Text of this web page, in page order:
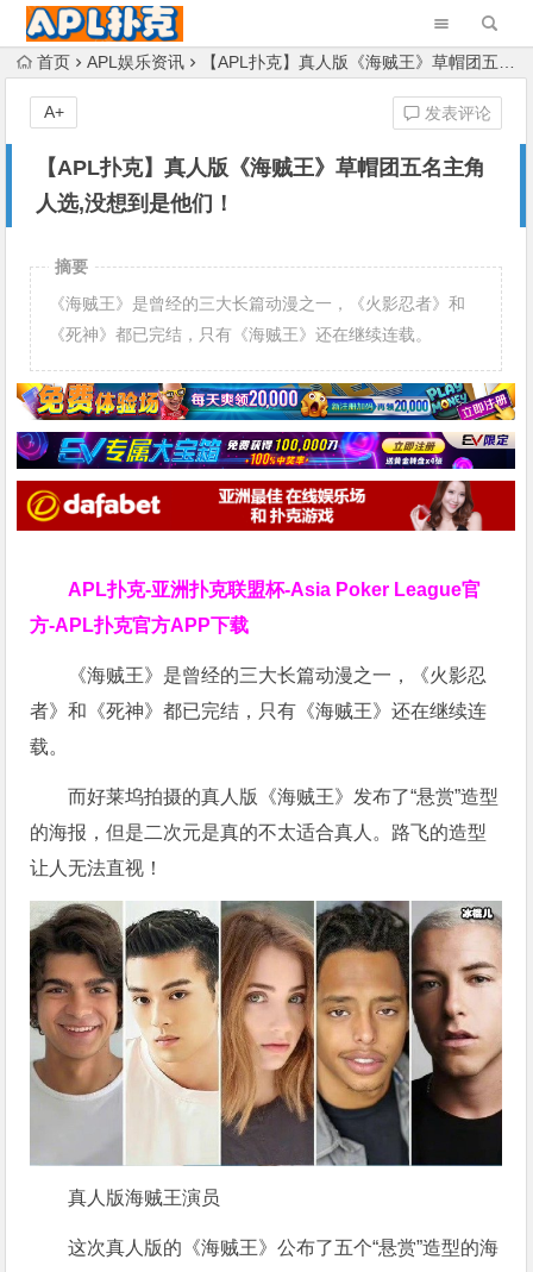
首页 APL娱乐资讯 【APL扑克】真人版《海贼王》草帽团五名主角人选,没想到是他们！
【APL扑克】真人版《海贼王》草帽团五名主角
人选,没想到是他们！
发表评论
A+
摘要
《海贼王》是曾经的三大长篇动漫之一，《火影忍者》和
《死神》都已完结，只有《海贼王》还在继续连载。
APL扑克-亚洲扑克联盟杯-Asia Poker League官
方-APL扑克官方APP下载
《海贼王》是曾经的三大长篇动漫之一，《火影忍
者》和《死神》都已完结，只有《海贼王》还在继续连
载。
而好莱坞拍摄的真人版《海贼王》发布了“悬赏”造型
的海报，但是二次元是真的不太适合真人。路飞的造型
让人无法直视！
真人版海贼王演员
这次真人版的《海贼王》公布了五个“悬赏”造型的海